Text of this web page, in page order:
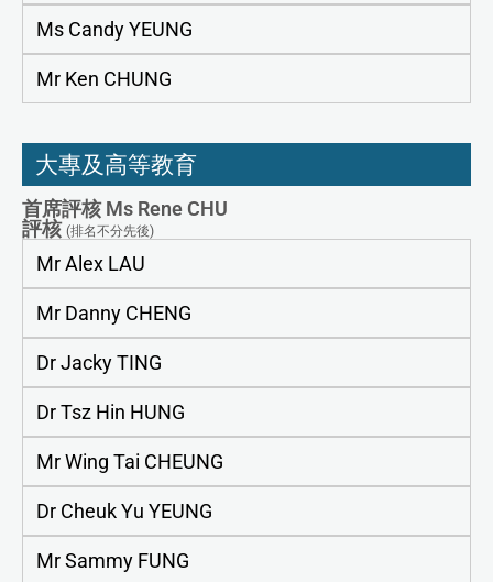
Ms Candy YEUNG
Mr Ken CHUNG
大專及高等教育
首席評核 Ms Rene CHU
評核 (排名不分先後)
Mr Alex LAU
Mr Danny CHENG
Dr Jacky TING
Dr Tsz Hin HUNG
Mr Wing Tai CHEUNG
Dr Cheuk Yu YEUNG
Mr Sammy FUNG